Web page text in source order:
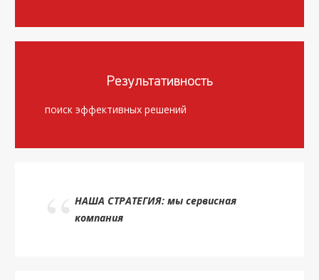
Результативность
поиск эффективных решений
НАША СТРАТЕГИЯ: мы сервисная
компания